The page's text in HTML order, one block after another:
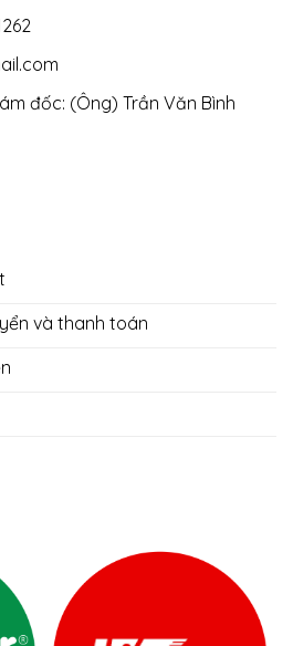
đốc: (Ông) Trần Văn Bình
và thanh toán